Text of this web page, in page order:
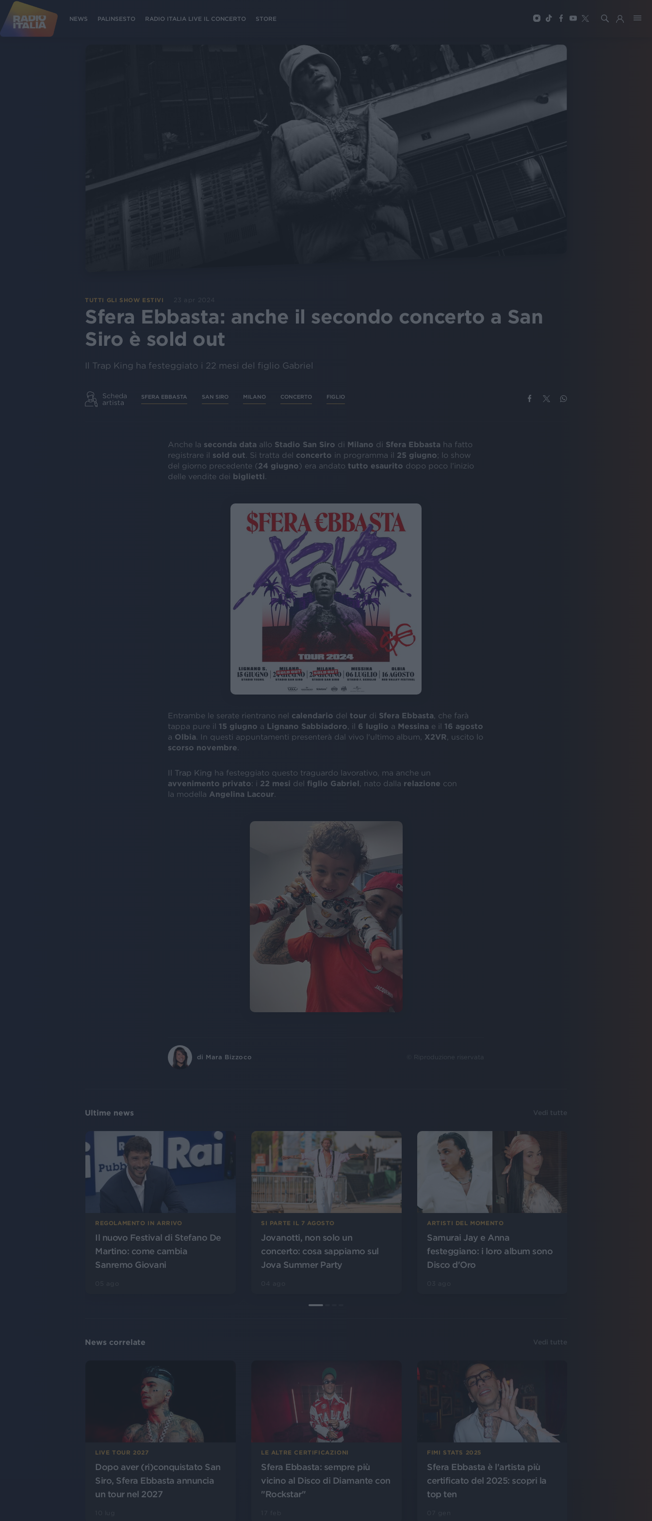
NEWS PALINSESTO RADIO ITALIA LIVE IL CONCERTO STORE
TUTTI GLI SHOW ESTIVI 23 apr 2024
Sfera Ebbasta: anche il secondo concerto a San
Siro è sold out
Il Trap King ha festeggiato i 22 mesi del figlio Gabriel
Scheda
artista
SFERA EBBASTA SAN SIRO MILANO CONCERTO FIGLIO
Anche la seconda data allo Stadio San Siro di Milano di Sfera Ebbasta ha fatto
registrare il sold out . Si tratta del concerto in programma il 25 giugno; lo show
del giorno precedente (24 giugno) era andato tutto esaurito dopo poco l’inizio
delle vendite dei biglietti
Entrambe le serate rientrano nel calendario del tour di Sfera Ebbasta , che farà
tappa pure il 15 giugno a Lignano Sabbiadoro , il 6 luglio a Messina e il 16 agosto
a Olbia . In questi appuntamenti presenterà dal vivo l'ultimo album, X2VR , uscito lo
scorso novembre
Il Trap King ha festeggiato questo traguardo lavorativo, ma anche un
avvenimento privato: i 22 mesi del figlio Gabriel , nato dalla relazione con
la modella Angelina Lacour
di Mara Bizzoco © Riproduzione riservata
Ultime news Vedi tutte
REGOLAMENTO IN ARRIVO
Il nuovo Festival di Stefano De
Martino: come cambia
Sanremo Giovani
SI PARTE IL 7 AGOSTO
Jovanotti, non solo un
concerto: cosa sappiamo sul
Jova Summer Party
ARTISTI DEL MOMENTO
Samurai Jay e Anna
festeggiano: i loro album sono
Disco d'Oro
News correlate Vedi tutte
LIVE TOUR 2027
Dopo aver (ri)conquistato San
Siro, Sfera Ebbasta annuncia
un tour nel 2027
LE ALTRE CERTIFICAZIONI
Sfera Ebbasta: sempre più
vicino al Disco di Diamante con
"Rockstar"
FIMI STATS 2025
Sfera Ebbasta è l'artista più
certificato del 2025: scopri la
top ten